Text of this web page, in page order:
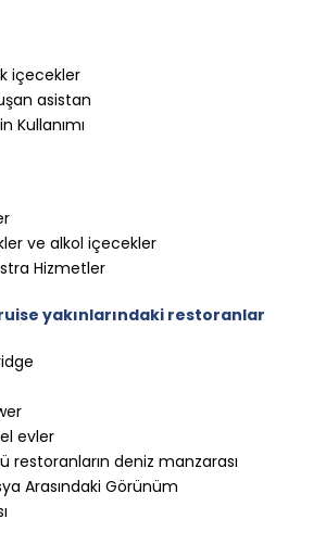
içecekler
asistan
Kullanımı
ve alkol içecekler
Hizmetler
yakınlarındaki restoranlar
evler
restoranların deniz manzarası
Arasındaki Görünüm